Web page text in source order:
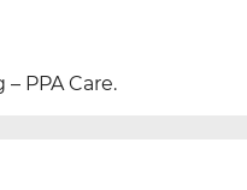
PPA Care.